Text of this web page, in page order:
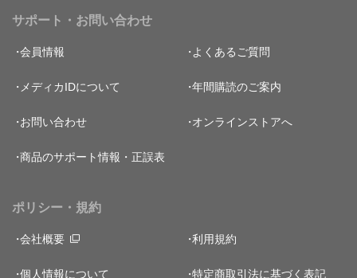
サポート・お問い合わせ
会員情報 よくあるご質問
メディカIDについて 年間購読のご案内
お問い合わせ オンラインストアへ
商品のサポート情報・正誤表
ポリシー・規約
会社概要 利用規約
個人情報について 特定商取引法に基づく表記